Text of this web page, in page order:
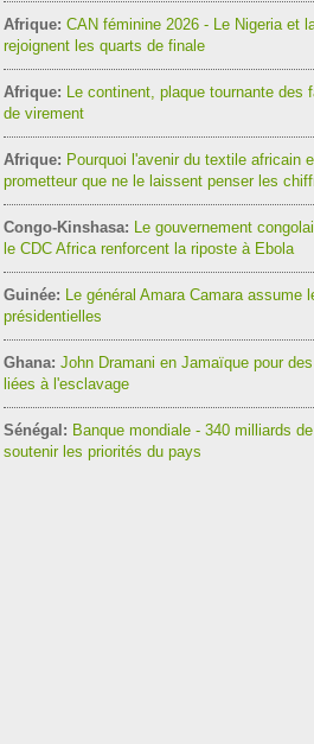
Afrique: CAN féminine 2026 - Le Nigeria et
rejoignent les quarts de finale
Afrique: Le continent, plaque tournante des
de virement
Afrique: Pourquoi l'avenir du textile africain
prometteur que ne le laissent penser les
Congo-Kinshasa: Le gouvernement
le CDC Africa renforcent la riposte à Ebola
Guinée: Le général Amara Camara assume
présidentielles
Ghana: John Dramani en Jamaïque pour
liées à l'esclavage
Sénégal: Banque mondiale - 340 milliards
soutenir les priorités du pays